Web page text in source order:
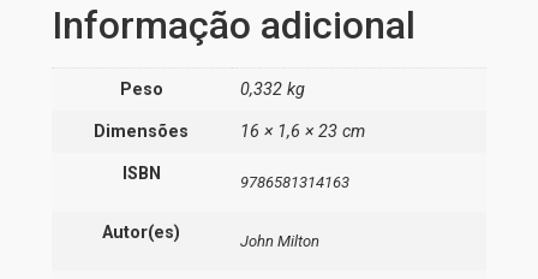
Informação adicional
Peso 0,332 kg
Dimensões 16 × 1,6 × 23 cm
ISBN 9786581314163
Autor(es) John Milton